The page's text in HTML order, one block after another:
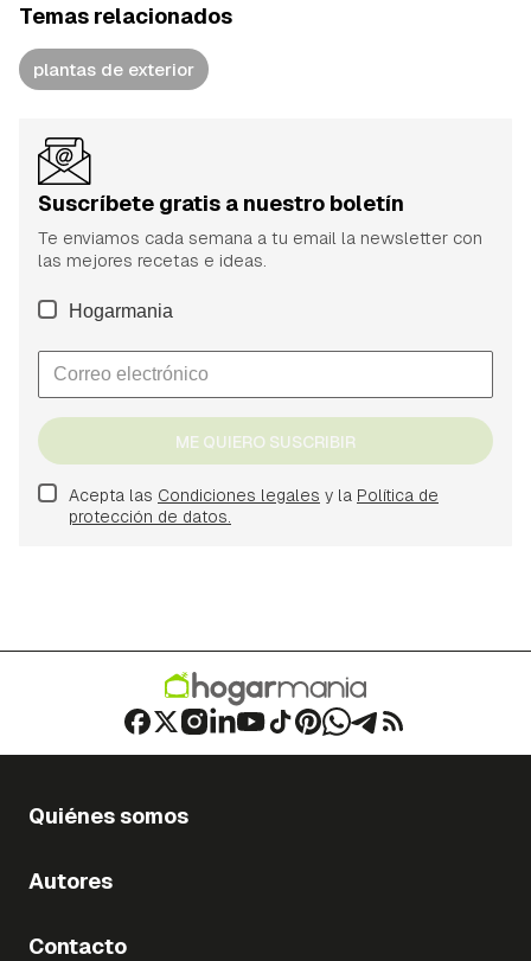
Temas relacionados
plantas de exterior
Suscríbete gratis a nuestro boletín
Te enviamos cada semana a tu email la newsletter con
las mejores recetas e ideas.
Hogarmania
ME QUIERO SUSCRIBIR
Acepta las Condiciones legales y la Política de
protección de datos.
Quiénes somos
Autores
Contacto